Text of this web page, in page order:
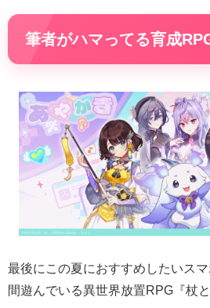
筆者がハマってる育成
最後にこの夏におすすめしたいス
間遊んでいる異世界放置RPG『杖と